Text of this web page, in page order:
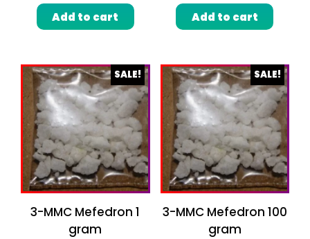
Add to cart Add to cart
SALE!
3-MMC Mefedron 1
gram
SALE!
3-MMC Mefedron 100
gram